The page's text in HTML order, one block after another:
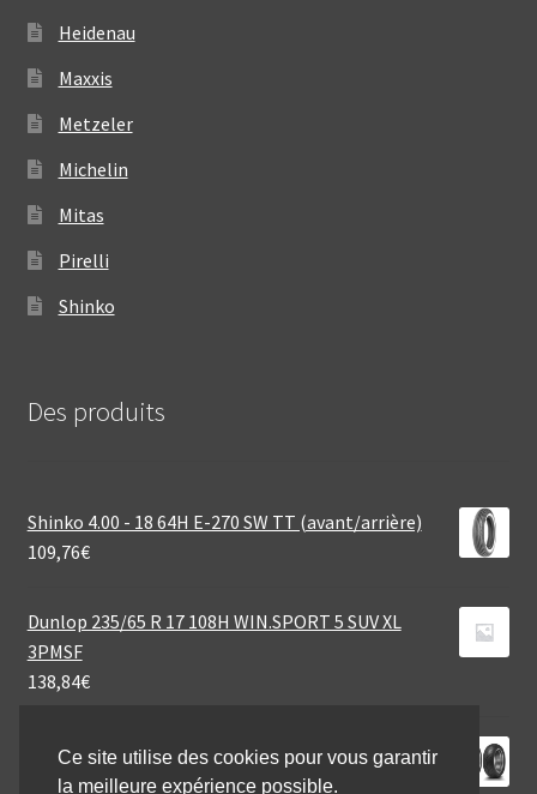
Heidenau
Maxxis
Metzeler
Michelin
Mitas
Pirelli
Shinko
Des produits
Shinko 4.00 - 18 64H E-270 SW TT (avant/arrière)
109,76€
Dunlop 235/65 R 17 108H WIN.SPORT 5 SUV XL
3PMSF
138,84€
Dunlop D 423 130/70 R 18 63V TL (avant)
177,41€
Ce site utilise des cookies pour vous garantir
la meilleure expérience possible.